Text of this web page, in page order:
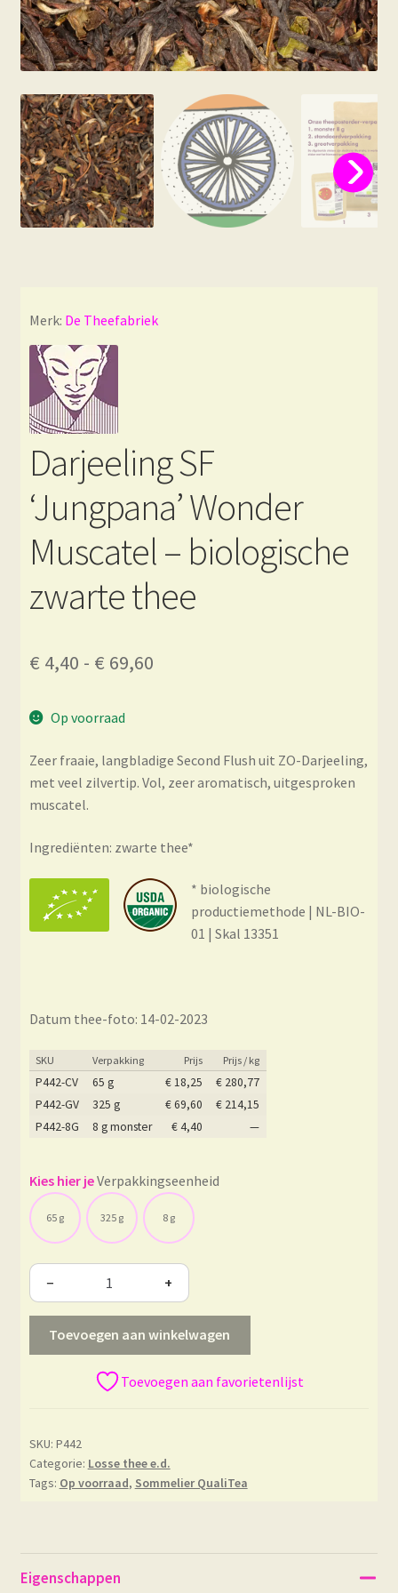
Merk: De Theefabriek
Darjeeling SF
‘Jungpana’ Wonder
Muscatel – biologische
zwarte thee
€ 4,40 - € 69,60Prijsklasse:
€ 69,60
Op voorraad
Zeer fraaie, langbladige Second Flush uit ZO-Darjeeling,
met veel zilvertip. Vol, zeer aromatisch, uitgesproken
muscatel.
Ingrediënten: zwarte thee*
* biologische
productiemethode | NL-BIO-
01 | Skal 13351
Datum thee-foto: 14-02-2023
SKU Verpakking Prijs Prijs / kg
P442-CV 65 g €18,25 € 280,77
P442-GV
325 g €69,60 € 214,15
P442-8G
8 g monster €4,40 —
Verpakkingseenheid
65 g 325 g 8 g
− +
Toevoegen aan winkelwagen
Toevoegen aan favorietenlijst
SKU: P442
Categorie: Losse thee e.d.
Tags: Op voorraad, Sommelier QualiTea
Eigenschappen